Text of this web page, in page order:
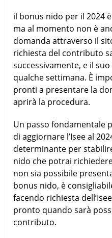
il bonus nido per il 2024
ma al momento non è
domanda attraverso il
richiesta del contributo
successivamente, e il
qualche settimana. È
pronti a presentare la
aprirà la procedura.
Un passo fondamentale
di aggiornare l’Isee al
determinante per
nido che potrai
non sia possibile
bonus nido, è
facendo richiesta
pronto quando sarà
contributo.